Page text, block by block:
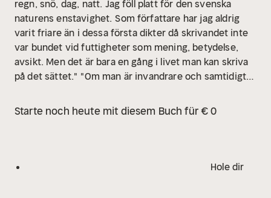
regn, snö, dag, natt. Jag föll platt för den svenska
naturens enstavighet. Som författare har jag aldrig
varit friare än i dessa första dikter då skrivandet inte
var bundet vid futtigheter som mening, betydelse,
avsikt. Men det är bara en gång i livet man kan skriva
på det sättet." "Om man är invandrare och samtidigt
då är man dömd att hamna i samhällets utkanter; och
Tyvärr verkar det nödvändigt att upprepa dem." Det är
Starte noch heute mit diesem Buch für € 0
Hole dir